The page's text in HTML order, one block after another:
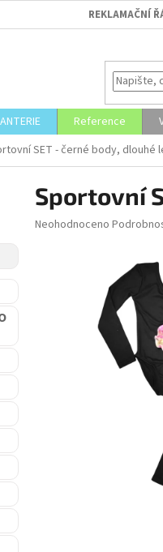
REKLAMAČNÍ
Reference
SET - černé body, dlouhé
Sportovní
Průměrné
Neohodnoceno